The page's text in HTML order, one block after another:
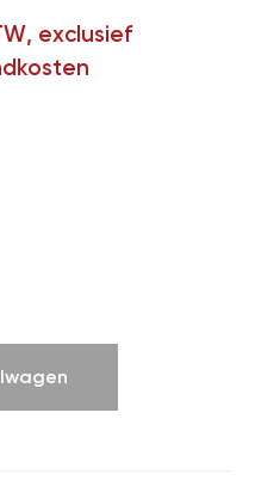
exclusief